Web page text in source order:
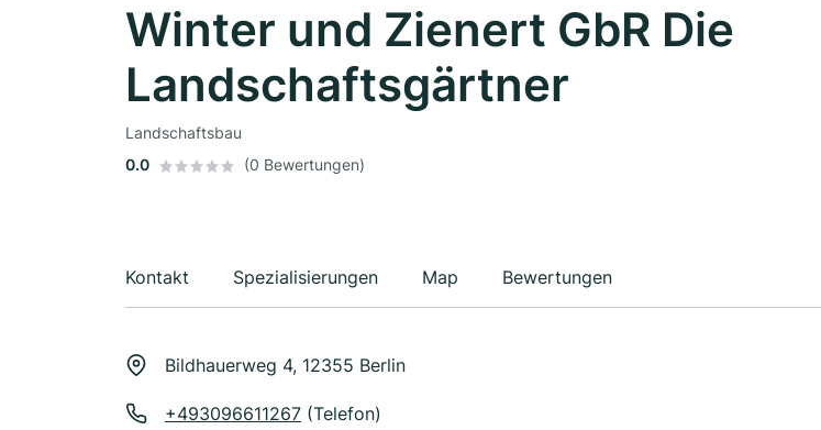
Winter und Zienert GbR Die
Landschaftsgärtner
Landschaftsbau
0.0
(0 Bewertungen)
Kontakt Spezialisierungen Map Bewertungen
Bildhauerweg 4, 12355 Berlin
+493096611267 (Telefon)